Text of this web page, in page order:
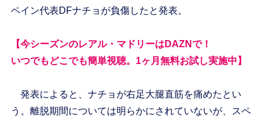
ペイン代表DFナチョが負傷したと発表。
【今シーズンのレアル・マドリーはDAZNで！
いつでもどこでも簡単視聴。1ヶ月無料お試し実施中】
発表によると、ナチョが右足大腿直筋を痛めたとい
う。離脱期間については明らかにされていないが、スペ